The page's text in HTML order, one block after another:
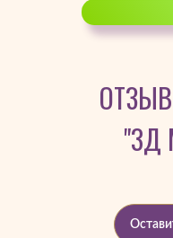
"3Д